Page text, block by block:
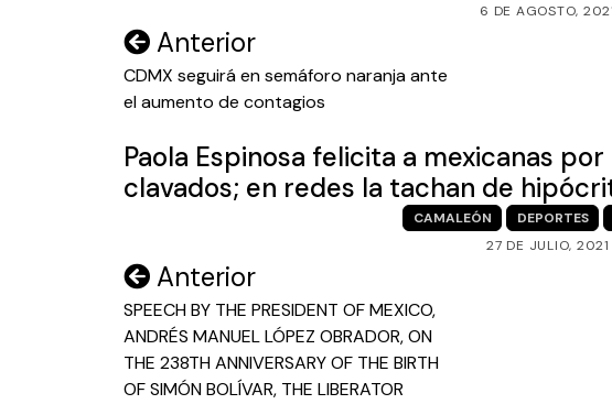
6 DE AGOSTO,
Navegación
de
Anterior
CDMX seguirá en semáforo naranja ante
el aumento de contagios
Paola Espinosa felicita a mexicanas
clavados; en redes la tachan de
CAMALEÓN DEPORTES
27 DE JULIO, 2021
Navegación
de
entradas
Anterior
SPEECH BY THE PRESIDENT OF MEXICO,
ANDRÉS MANUEL LÓPEZ OBRADOR, ON
THE 238TH ANNIVERSARY OF THE BIRTH
OF SIMÓN BOLÍVAR, THE LIBERATOR